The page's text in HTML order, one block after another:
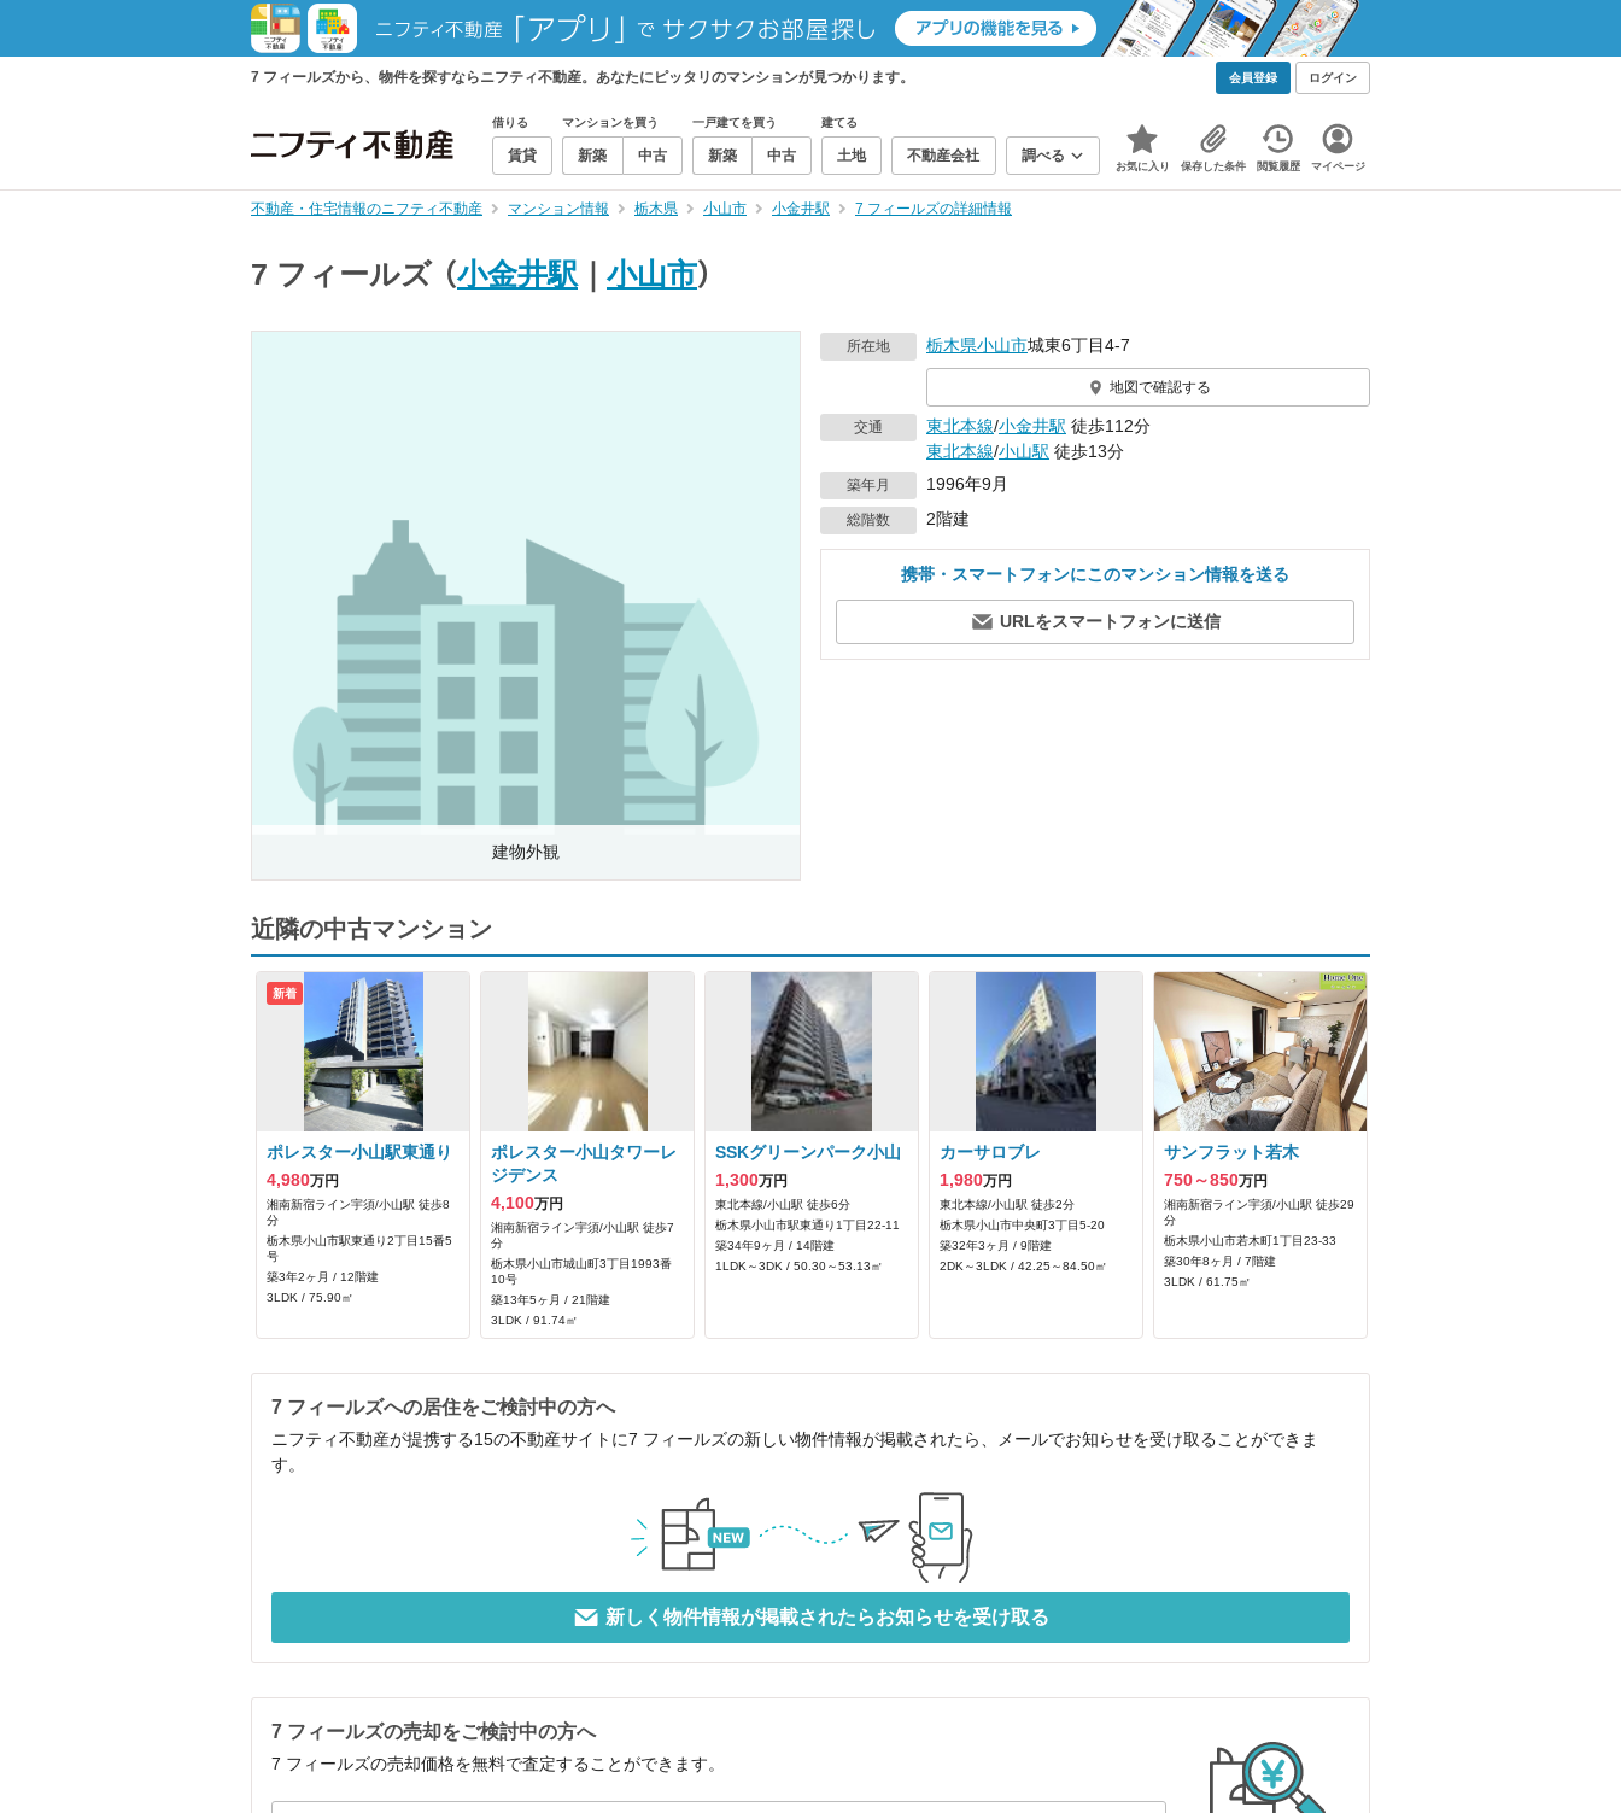
7 フィールズから、物件を探すならニフティ不動産。あなたにピッタリのマンションが見つかります。 会員登録 ログイン
借りる
賃貸
マンションを買う
新築 中古
一戸建てを買う
新築 中古
建てる
土地 不動産会社 調べる
お気に入り 保存した条件 閲覧履歴 マイページ
不動産・住宅情報のニフティ不動産 マンション情報 栃木県 小山市 小金井駅 7 フィールズの詳細情報
7 フィールズ （小金井駅 小山市）
建物外観
所在地 栃木県小山市城東6丁目4-7
地図で確認する
交通 東北本線/小金井駅 徒歩112分
東北本線/小山駅 徒歩13分
築年月 1996年9月
総階数 2階建
携帯・スマートフォンにこのマンション情報を送る
URLをスマートフォンに送信
近隣の中古マンション
新着
ポレスター小山駅東通り
4,980万円
湘南新宿ライン宇須/小山駅 徒歩8
分
栃木県小山市駅東通り2丁目15番5
号
築3年2ヶ月 / 12階建
3LDK / 75.90㎡
ポレスター小山タワーレ
ジデンス
4,100万円
湘南新宿ライン宇須/小山駅 徒歩7
分
栃木県小山市城山町3丁目1993番
10号
築13年5ヶ月 / 21階建
3LDK / 91.74㎡
SSKグリーンパーク小山
1,300万円
東北本線/小山駅 徒歩6分
栃木県小山市駅東通り1丁目22-11
築34年9ヶ月 / 14階建
1LDK～3DK / 50.30～53.13㎡
カーサロブレ
1,980万円
東北本線/小山駅 徒歩2分
栃木県小山市中央町3丁目5-20
築32年3ヶ月 / 9階建
2DK～3LDK / 42.25～84.50㎡
サンフラット若木
750～850万円
湘南新宿ライン宇須/小山駅 徒歩29
分
栃木県小山市若木町1丁目23-33
築30年8ヶ月 / 7階建
3LDK / 61.75㎡
7 フィールズへの居住をご検討中の方へ
ニフティ不動産が提携する15の不動産サイトに7 フィールズの新しい物件情報が掲載されたら、メールでお知らせを受け取ることができま
す。
新しく物件情報が掲載されたらお知らせを受け取る
7 フィールズの売却をご検討中の方へ
7 フィールズの売却価格を無料で査定することができます。